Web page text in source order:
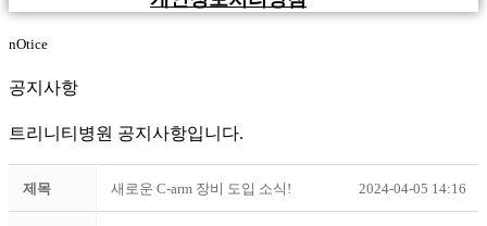
nOtice
공지사항
트리니티병원 공지사항입니다.
제목 새로운 C-arm 장비 도입 소식! 2024-04-05 14:16